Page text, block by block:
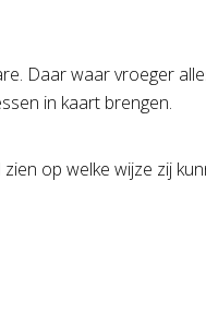
Daar waar vroeger
in kaart brengen.
op welke wijze zij